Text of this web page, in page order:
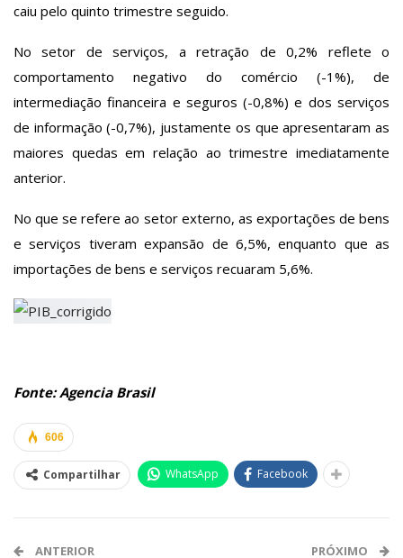
caiu pelo quinto trimestre seguido.
No setor de serviços, a retração de 0,2% reflete o
comportamento negativo do comércio (-1%), de
intermediação financeira e seguros (-0,8%) e dos serviços
de informação (-0,7%), justamente os que apresentaram as
maiores quedas em relação ao trimestre imediatamente
anterior.
No que se refere ao setor externo, as exportações de bens
e serviços tiveram expansão de 6,5%, enquanto que as
importações de bens e serviços recuaram 5,6%.
Fonte: Agencia Brasil
606
Compartilhar WhatsApp Facebook
ANTERIOR PRÓXIMO